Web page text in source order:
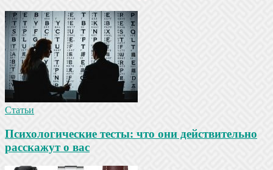
Статьи
Психологические тесты: что они действительно
расскажут о вас